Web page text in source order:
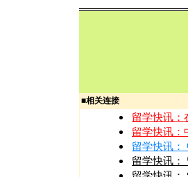
■相关连接
留学快讯：
留学快讯：
留学快讯：
留学快讯：